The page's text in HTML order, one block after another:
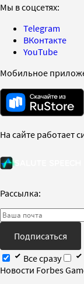
Мы в соцсетях:
Telegram
ВКонтакте
YouTube
Мобильное
На сайте работает
Рассылка:
Подписаться
Все сразу
Новости Forbes